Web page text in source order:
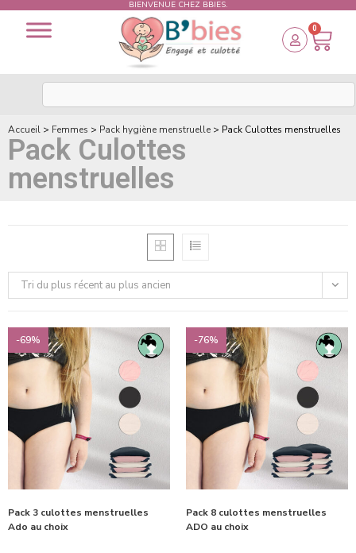
BIENVENUE CHEZ BBIES.
0
Accueil > Femmes > Pack hygiène menstruelle > Pack Culottes menstruelles
Pack Culottes
menstruelles
Tri du plus récent au plus ancien
-69%
Pack 3 culottes menstruelles
Ado au choix
-76%
Pack 8 culottes menstruelles
ADO au choix